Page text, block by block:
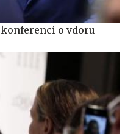
o vdoru